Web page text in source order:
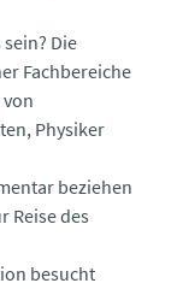
Die
Fachbereiche
Physiker
beziehen
Reise des
besucht